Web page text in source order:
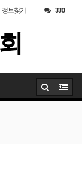
정보찾기 330